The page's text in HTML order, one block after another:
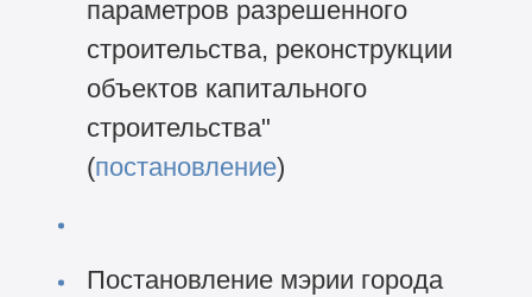
параметров разрешенного
строительства, реконструкции
объектов капитального
строительства"
(постановление)
Постановление мэрии города